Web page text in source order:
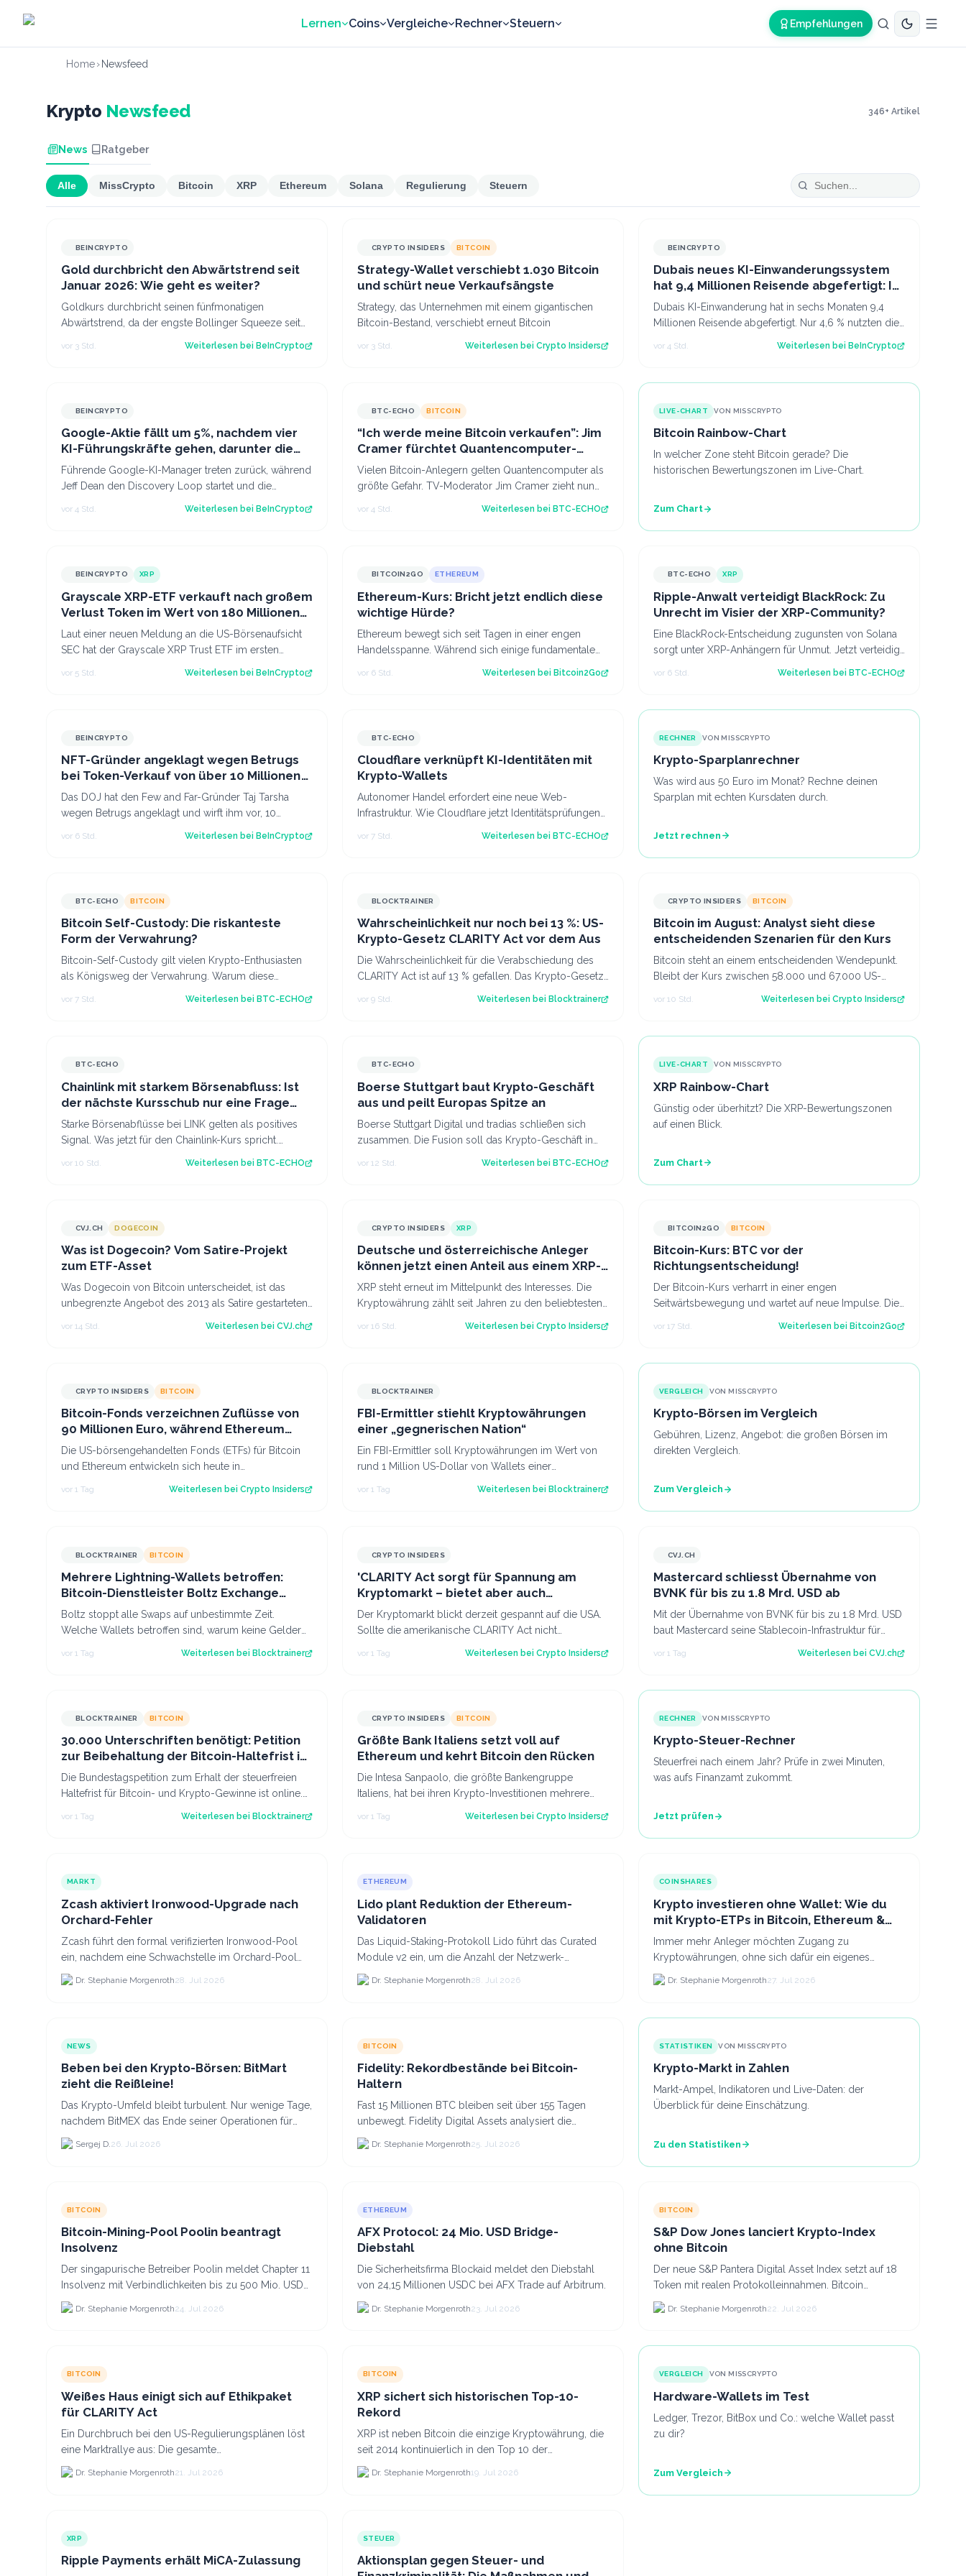
Lernen
Coins Vergleiche Rechner Steuern Empfehlungen
Home› Newsfeed
Krypto Newsfeed 346+ Artikel
News Ratgeber
Alle MissCrypto Bitcoin XRP Ethereum Solana Regulierung Steuern
BEINCRYPTO
Gold durchbricht den Abwärtstrend seit
Januar 2026: Wie geht es weiter?
Goldkurs durchbricht seinen fünfmonatigen
Abwärtstrend, da der engste Bollinger Squeeze seit
vor 3 Std. Weiterlesen bei BeInCrypto
CRYPTO INSIDERS BITCOIN
Strategy-Wallet verschiebt 1.030 Bitcoin
und schürt neue Verkaufsängste
Strategy, das Unternehmen mit einem gigantischen
Bitcoin-Bestand, verschiebt erneut Bitcoin
vor 3 Std. Weiterlesen bei Crypto Insiders
BEINCRYPTO
Dubais neues KI-Einwanderungssystem
hat 9,4 Millionen Reisende abgefertigt: Ist
das die Zukunft des Reisens?
Dubais KI-Einwanderung hat in sechs Monaten 9,4
Millionen Reisende abgefertigt. Nur 4,6 % nutzten die
vor 4 Std. Weiterlesen bei BeInCrypto
BEINCRYPTO
Google-Aktie fällt um 5%, nachdem vier
KI-Führungskräfte gehen, darunter die
meistzitierten Forscher
Führende Google-KI-Manager treten zurück, während
Jeff Dean den Discovery Loop startet und die
vor 4 Std. Weiterlesen bei BeInCrypto
BTC-ECHO BITCOIN
“Ich werde meine Bitcoin verkaufen”: Jim
Cramer fürchtet Quantencomputer-
Angriffe
Vielen Bitcoin-Anlegern gelten Quantencomputer als
größte Gefahr. TV-Moderator Jim Cramer zieht nun
vor 4 Std. Weiterlesen bei BTC-ECHO
LIVE-CHART VON MISSCRYPTO
Bitcoin Rainbow-Chart
In welcher Zone steht Bitcoin gerade? Die
historischen Bewertungszonen im Live-Chart.
Zum Chart
BEINCRYPTO XRP
Grayscale XRP-ETF verkauft nach großem
Verlust Token im Wert von 180 Millionen
USD
Laut einer neuen Meldung an die US-Börsenaufsicht
SEC hat der Grayscale XRP Trust ETF im ersten
vor 5 Std. Weiterlesen bei BeInCrypto
BITCOIN2GO ETHEREUM
Ethereum-Kurs: Bricht jetzt endlich diese
wichtige Hürde?
Ethereum bewegt sich seit Tagen in einer engen
Handelsspanne. Während sich einige fundamentale
vor 6 Std. Weiterlesen bei Bitcoin2Go
BTC-ECHO XRP
Ripple-Anwalt verteidigt BlackRock: Zu
Unrecht im Visier der XRP-Community?
Eine BlackRock-Entscheidung zugunsten von Solana
sorgt unter XRP-Anhängern für Unmut. Jetzt verteidigt
vor 6 Std. Weiterlesen bei BTC-ECHO
BEINCRYPTO
NFT-Gründer angeklagt wegen Betrugs
bei Token-Verkauf von über 10 Millionen
USD, laut DOJ
Das DOJ hat den Few and Far-Gründer Taj Tarsha
wegen Betrugs angeklagt und wirft ihm vor, 10
vor 6 Std. Weiterlesen bei BeInCrypto
BTC-ECHO
Cloudflare verknüpft KI-Identitäten mit
Krypto-Wallets
Autonomer Handel erfordert eine neue Web-
Infrastruktur. Wie Cloudflare jetzt Identitätsprüfungen
vor 7 Std. Weiterlesen bei BTC-ECHO
RECHNER VON MISSCRYPTO
Krypto-Sparplanrechner
Was wird aus 50 Euro im Monat? Rechne deinen
Sparplan mit echten Kursdaten durch.
Jetzt rechnen
BTC-ECHO BITCOIN
Bitcoin Self-Custody: Die riskanteste
Form der Verwahrung?
Bitcoin-Self-Custody gilt vielen Krypto-Enthusiasten
als Königsweg der Verwahrung. Warum diese
Überzeugung trügt und die meisten Anleger bes…
vor 7 Std. Weiterlesen bei BTC-ECHO
BLOCKTRAINER
Wahrscheinlichkeit nur noch bei 13 %: US-
Krypto-Gesetz CLARITY Act vor dem Aus
Die Wahrscheinlichkeit für die Verabschiedung des
CLARITY Act ist auf 13 % gefallen. Das Krypto-Gesetz
steht vor dem Aus, aber Bitcoin zeigt…
vor 9 Std. Weiterlesen bei Blocktrainer
CRYPTO INSIDERS BITCOIN
Bitcoin im August: Analyst sieht diese
entscheidenden Szenarien für den Kurs
Bitcoin steht an einem entscheidenden Wendepunkt.
Bleibt der Kurs zwischen 58.000 und 67.000 US-
Dollar gefangen oder kommt es doch noch zu e…
vor 10 Std. Weiterlesen bei Crypto Insiders
BTC-ECHO
Chainlink mit starkem Börsenabfluss: Ist
der nächste Kursschub nur eine Frage
der Zeit?
Starke Börsenabflüsse bei LINK gelten als positives
Signal. Was jetzt für den Chainlink-Kurs spricht.
vor 10 Std. Weiterlesen bei BTC-ECHO
BTC-ECHO
Boerse Stuttgart baut Krypto-Geschäft
aus und peilt Europas Spitze an
Boerse Stuttgart Digital und tradias schließen sich
zusammen. Die Fusion soll das Krypto-Geschäft in
vor 12 Std. Weiterlesen bei BTC-ECHO
LIVE-CHART VON MISSCRYPTO
XRP Rainbow-Chart
Günstig oder überhitzt? Die XRP-Bewertungszonen
auf einen Blick.
Zum Chart
CVJ.CHCVJ.CH DOGECOIN
Was ist Dogecoin? Vom Satire-Projekt
zum ETF-Asset
Was Dogecoin von Bitcoin unterscheidet, ist das
unbegrenzte Angebot des 2013 als Satire gestarteten
vor 14 Std. Weiterlesen bei CVJ.ch
CRYPTO INSIDERS XRP
Deutsche und österreichische Anleger
können jetzt einen Anteil aus einem XRP-
Topf im Wert von 190.000 € sichern
XRP steht erneut im Mittelpunkt des Interesses. Die
Kryptowährung zählt seit Jahren zu den beliebtesten
vor 16 Std. Weiterlesen bei Crypto Insiders
BITCOIN2GO BITCOIN
Bitcoin-Kurs: BTC vor der
Richtungsentscheidung!
Der Bitcoin-Kurs verharrt in einer engen
Seitwärtsbewegung und wartet auf neue Impulse. Die
vor 17 Std. Weiterlesen bei Bitcoin2Go
CRYPTO INSIDERS BITCOIN
Bitcoin-Fonds verzeichnen Zuflüsse von
90 Millionen Euro, während Ethereum
Abflüsse hinnehmen muss
Die US-börsengehandelten Fonds (ETFs) für Bitcoin
und Ethereum entwickeln sich heute in
entgegengesetzte Richtungen. Während das eine
vor 1 Tag Weiterlesen bei Crypto Insiders
BLOCKTRAINER
FBI-Ermittler stiehlt Kryptowährungen
einer „gegnerischen Nation“
Ein FBI-Ermittler soll Kryptowährungen im Wert von
rund 1 Million US-Dollar von Wallets einer
gegnerischen Nation gestohlen haben.
vor 1 Tag Weiterlesen bei Blocktrainer
VERGLEICH VON MISSCRYPTO
Krypto-Börsen im Vergleich
Gebühren, Lizenz, Angebot: die großen Börsen im
direkten Vergleich.
Zum Vergleich
BLOCKTRAINER BITCOIN
Mehrere Lightning-Wallets betroffen:
Bitcoin-Dienstleister Boltz Exchange
stellt Swap-Service ein
Boltz stoppt alle Swaps auf unbestimmte Zeit.
Welche Wallets betroffen sind, warum keine Gelder
vor 1 Tag Weiterlesen bei Blocktrainer
CRYPTO INSIDERS
'CLARITY Act sorgt für Spannung am
Kryptomarkt – bietet aber auch
unerwartete Chancen'
Der Kryptomarkt blickt derzeit gespannt auf die USA.
Sollte die amerikanische CLARITY Act nicht
vor 1 Tag Weiterlesen bei Crypto Insiders
CVJ.CHCVJ.CH
Mastercard schliesst Übernahme von
BVNK für bis zu 1.8 Mrd. USD ab
Mit der Übernahme von BVNK für bis zu 1.8 Mrd. USD
baut Mastercard seine Stablecoin-Infrastruktur für
vor 1 Tag Weiterlesen bei CVJ.ch
BLOCKTRAINER BITCOIN
30.000 Unterschriften benötigt: Petition
zur Beibehaltung der Bitcoin-Haltefrist ist
online!
Die Bundestagspetition zum Erhalt der steuerfreien
Haltefrist für Bitcoin- und Krypto-Gewinne ist online.
vor 1 Tag Weiterlesen bei Blocktrainer
CRYPTO INSIDERS BITCOIN
Größte Bank Italiens setzt voll auf
Ethereum und kehrt Bitcoin den Rücken
Die Intesa Sanpaolo, die größte Bankengruppe
Italiens, hat bei ihren Krypto-Investitionen mehrere
vor 1 Tag Weiterlesen bei Crypto Insiders
RECHNER VON MISSCRYPTO
Krypto-Steuer-Rechner
Steuerfrei nach einem Jahr? Prüfe in zwei Minuten,
was aufs Finanzamt zukommt.
Jetzt prüfen
MARKT
Zcash aktiviert Ironwood-Upgrade nach
Orchard-Fehler
Zcash führt den formal verifizierten Ironwood-Pool
ein, nachdem eine Schwachstelle im Orchard-Pool
die Erstellung gefälschter ZEC-Token ermöglichte.
Dr. Stephanie Morgenroth28. Jul 2026
ETHEREUM
Lido plant Reduktion der Ethereum-
Validatoren
Das Liquid-Staking-Protokoll Lido führt das Curated
Module v2 ein, um die Anzahl der Netzwerk-
Validatoren von 880.000 auf etwa 628.
Dr. Stephanie Morgenroth28. Jul 2026
COINSHARES
Krypto investieren ohne Wallet: Wie du
mit Krypto-ETPs in Bitcoin, Ethereum &
Co. anlegst
Immer mehr Anleger möchten Zugang zu
Kryptowährungen, ohne sich dafür ein eigenes
Krypto-Wallet einrichten zu müssen. Dazu kommt,
dass viele nicht nur Bitcoin h...
Dr. Stephanie Morgenroth27. Jul 2026
NEWS
Beben bei den Krypto-Börsen: BitMart
zieht die Reißleine!
Das Krypto-Umfeld bleibt turbulent. Nur wenige Tage,
nachdem BitMEX das Ende seiner Operationen für
September 2026 bekannt gegeben hat, zieht nun die
nächste gr...
Sergej D.26. Jul 2026
BITCOIN
Fidelity: Rekordbestände bei Bitcoin-
Haltern
Fast 15 Millionen BTC bleiben seit über 155 Tagen
unbewegt. Fidelity Digital Assets analysiert die
Anlegerüberzeugung trotz Kursverlusten und einem
BTC-Preis.
Dr. Stephanie Morgenroth25. Jul 2026
STATISTIKEN VON MISSCRYPTO
Krypto-Markt in Zahlen
Markt-Ampel, Indikatoren und Live-Daten: der
Überblick für deine Einschätzung.
Zu den Statistiken
BITCOIN
Bitcoin-Mining-Pool Poolin beantragt
Insolvenz
Der singapurische Betreiber Poolin meldet Chapter 11
Insolvenz mit Verbindlichkeiten bis zu 500 Mio. USD
und plant den Verkauf zweier Texas-Standorte für.
Dr. Stephanie Morgenroth24. Jul 2026
ETHEREUM
AFX Protocol: 24 Mio. USD Bridge-
Diebstahl
Die Sicherheitsfirma Blockaid meldet den Diebstahl
von 24,15 Millionen USDC bei AFX Trade auf Arbitrum.
Dr. Stephanie Morgenroth23. Jul 2026
BITCOIN
S&P Dow Jones lanciert Krypto-Index
ohne Bitcoin
Der neue S&P Pantera Digital Asset Index setzt auf 18
Token mit realen Protokolleinnahmen. Bitcoin
scheidet aufgrund fehlender Erträge für Halter aus
dem.
Dr. Stephanie Morgenroth22. Jul 2026
BITCOIN
Weißes Haus einigt sich auf Ethikpaket
für CLARITY Act
Ein Durchbruch bei den US-Regulierungsplänen löst
eine Marktrallye aus: Die gesamte
Kryptokapitalisierung stieg am 21.
Dr. Stephanie Morgenroth21. Jul 2026
BITCOIN
XRP sichert sich historischen Top-10-
Rekord
XRP ist neben Bitcoin die einzige Kryptowährung, die
seit 2014 kontinuierlich in den Top 10 der
Marktkapitalisierung verblieb.
Dr. Stephanie Morgenroth19. Jul 2026
VERGLEICH VON MISSCRYPTO
Hardware-Wallets im Test
Ledger, Trezor, BitBox und Co.: welche Wallet passt
zu dir?
Zum Vergleich
XRP
Ripple Payments erhält MiCA-Zulassung
STEUER
Aktionsplan gegen Steuer- und